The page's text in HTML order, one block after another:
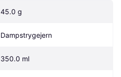
45.0 g
Dampstrygejern
350.0 ml